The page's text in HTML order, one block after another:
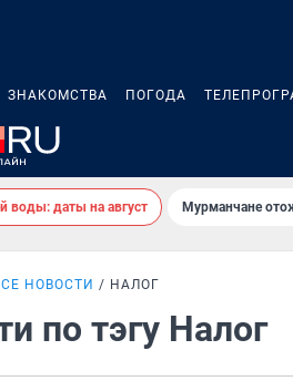
ЗНАКОМСТВА ПОГОДА
воды: даты на август Мурманчане
НОВОСТИ НАЛОГ
по тэгу Налог